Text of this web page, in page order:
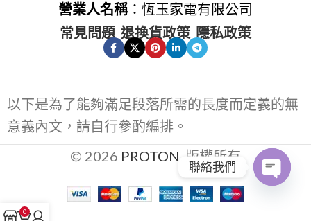
營業人名稱：恆玉家電有限公司
常見問題 退換貨政策 隱私政策
以下是為了能夠滿足段落所需的長度而定義的無
意義內文，請自行參酌編排。
© 2026 PROTON . 版權所有
0
聯絡我們